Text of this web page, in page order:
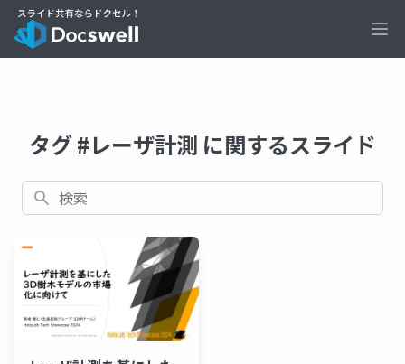
タグ #レーザ計測 に関するスライド
検索